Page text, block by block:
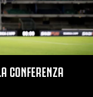
CONFERENZA